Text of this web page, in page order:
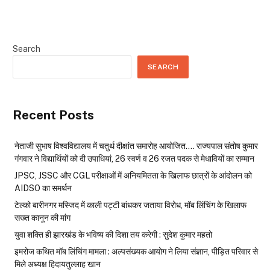
Search
SEARCH
Recent Posts
नेताजी सुभाष विश्वविद्यालय में चतुर्थ दीक्षांत समारोह आयोजित…. राज्यपाल संतोष कुमार
गंगवार ने विद्यार्थियों को दी उपाधियां, 26 स्वर्ण व 26 रजत पदक से मेधावियों का सम्मान
JPSC, JSSC और CGL परीक्षाओं में अनियमितता के खिलाफ छात्रों के आंदोलन को
AIDSO का समर्थन
टेल्को बारीनगर मस्जिद में काली पट्टी बांधकर जताया विरोध, मॉब लिंचिंग के खिलाफ
सख्त कानून की मांग
युवा शक्ति ही झारखंड के भविष्य की दिशा तय करेगी : सुदेश कुमार महतो
इमरोज कथित मॉब लिंचिंग मामला : अल्पसंख्यक आयोग ने लिया संज्ञान, पीड़ित परिवार से
मिले अध्यक्ष हिदायतुल्लाह खान